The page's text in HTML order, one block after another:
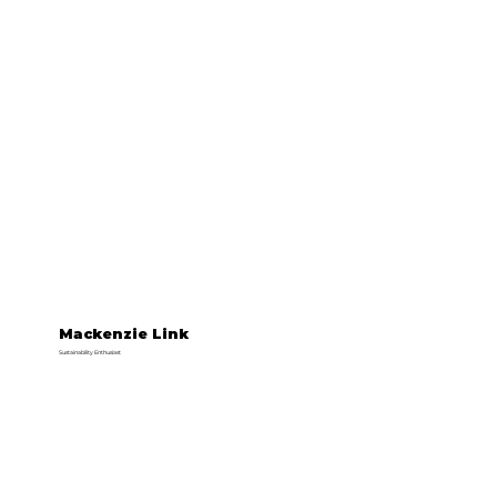
Mackenzie Link
Sustainability Enthusiast